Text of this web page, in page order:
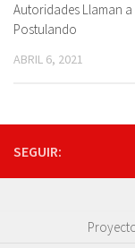
Autoridades Llaman a
Postulando
ABRIL 6, 2021
SEGUIR: